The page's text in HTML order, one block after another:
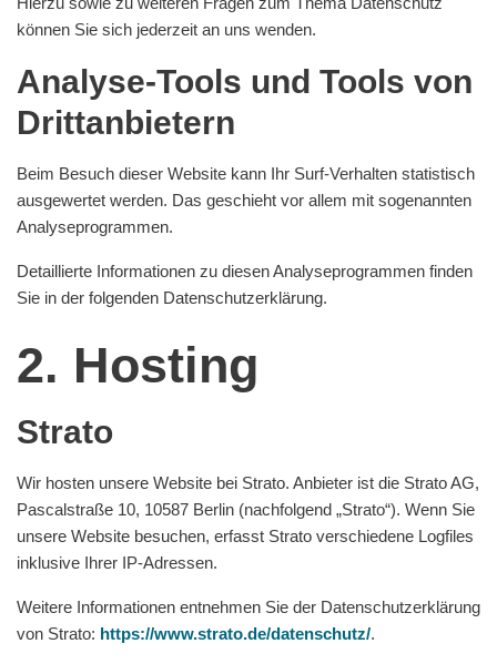
können Sie sich jederzeit an uns wenden.
Analyse-Tools und Tools von
Dritt­anbietern
Beim Besuch dieser Website kann Ihr Surf-Verhalten statistisch
ausgewertet werden. Das geschieht vor allem mit sogenannten
Analyseprogrammen.
Detaillierte Informationen zu diesen Analyseprogrammen finden
Sie in der folgenden Datenschutzerklärung.
2. Hosting
Strato
Wir hosten unsere Website bei Strato. Anbieter ist die Strato AG,
Pascalstraße 10, 10587 Berlin (nachfolgend „Strato“). Wenn Sie
unsere Website besuchen, erfasst Strato verschiedene Logfiles
inklusive Ihrer IP-Adressen.
Weitere Informationen entnehmen Sie der Datenschutzerklärung
von Strato: https://www.strato.de/datenschutz/.